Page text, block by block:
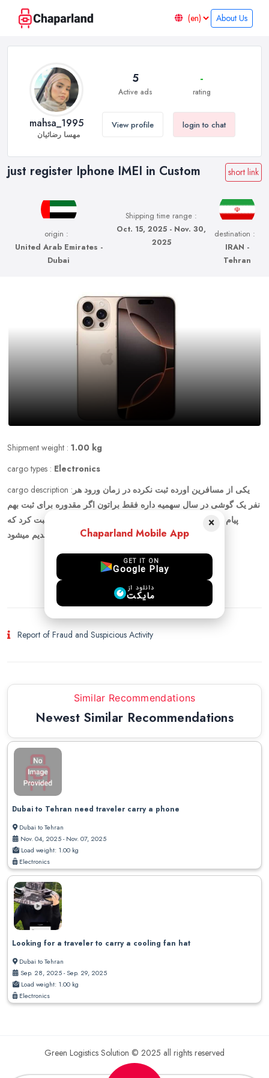
About Us
just register Iphone IMEI in Custom short link
origin :
United Arab Emirates -
Dubai
Shipping time range :
Oct. 15, 2025 - Nov. 30,
2025
destination :
IRAN -
Tehran
mahsa_1995
مهسا رضائیان
5
Active ads
-
rating
View profile login to chat
Shipment weight : 1.00 kg
cargo types : Electronics
cargo description : یکی از مسافرین اورده ثبت نکرده در زمان ورود هر
نفر یک گوشی در سال سهمیه داره فقط براتون اگر مقدوره برای ثبت بهم
پیام بدین اگر تو 20 روز گذشته سفر داشتین هم مییشه ثبت کرد که
گوشی شما اوردین هزینه توافقی تقدیم میشود
login to chat
Report of Fraud and Suspicious Activity
Similar Recommendations
Newest Similar Recommendations
Dubai to Tehran need traveler carry a phone
Dubai to Tehran
Nov. 04, 2025 - Nov. 07, 2025
Load weight: 1.00 kg
Electronics
Looking for a traveler to carry a cooling fan hat
Dubai to Tehran
Sep. 28, 2025 - Sep. 29, 2025
Load weight: 1.00 kg
Electronics
Green Logistics Solution © 2025 all rights reserved
×
Chaparland Mobile App
GET IT ON
Google Play
دانلود از
مایکت